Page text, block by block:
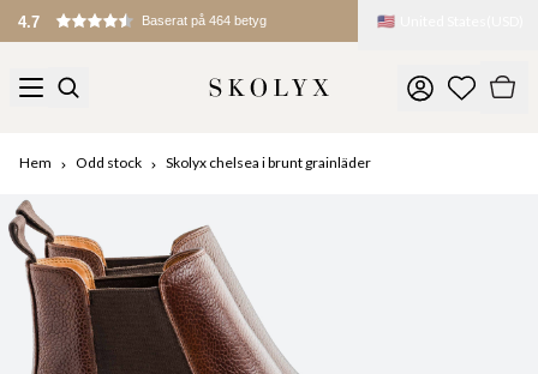
4.7 Baserat på 464 betyg 🇺🇸
Hem Odd stock Skolyx chelsea i brunt grainläder